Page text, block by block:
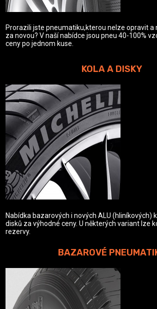
Prorazili jste pneumatiku,kterou nelze opravit
za novou? V naší nabídce jsou pneu 40-100%
ceny po jednom kuse.
KOLA A DISKY
Nabídka bazarových i nových ALU (hliníkových)
disků za výhodné ceny. U některých variant lze
rezervy.
BAZAROVÉ